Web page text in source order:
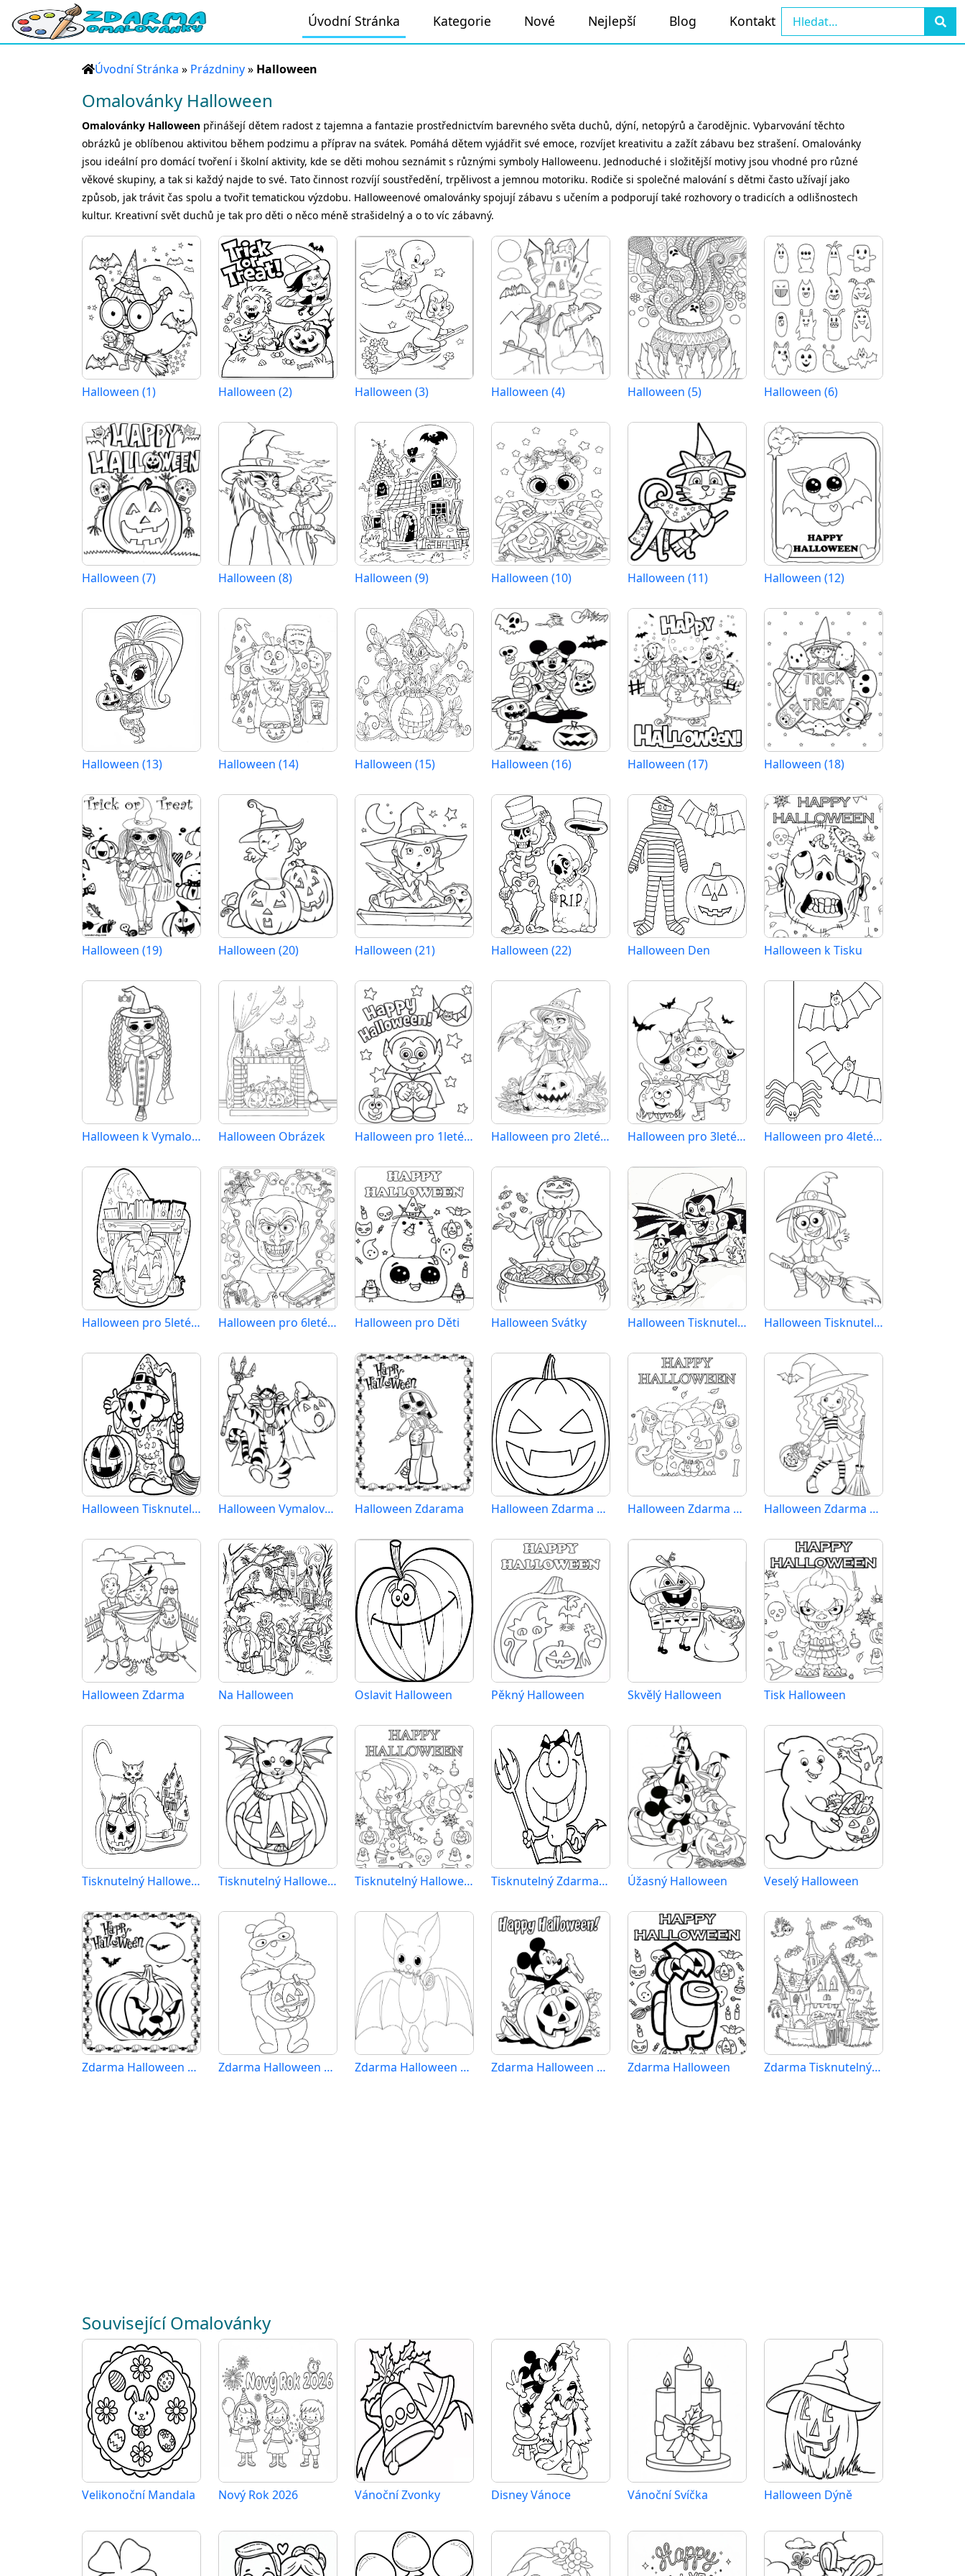
Úvodní Stránka Kategorie Nové Nejlepší Blog Kontakt
Úvodní Stránka » Prázdniny» Halloween
Omalovánky Halloween
Omalovánky Halloween přinášejí dětem radost z tajemna a fantazie prostřednictvím barevného světa duchů, dýní, netopýrů a čarodějnic. Vybarvování těchto
obrázků je oblíbenou aktivitou během podzimu a příprav na svátek. Pomáhá dětem vyjádřit své emoce, rozvíjet kreativitu a zažít zábavu bez strašení. Omalovánky
jsou ideální pro domácí tvoření i školní aktivity, kde se děti mohou seznámit s různými symboly Halloweenu. Jednoduché i složitější motivy jsou vhodné pro různé
věkové skupiny, a tak si každý najde to své. Tato činnost rozvíjí soustředění, trpělivost a jemnou motoriku. Rodiče si společné malování s dětmi často užívají jako
způsob, jak trávit čas spolu a tvořit tematickou výzdobu. Halloweenové omalovánky spojují zábavu s učením a podporují také rozhovory o tradicích a odlišnostech
kultur. Kreativní svět duchů je tak pro děti o něco méně strašidelný a o to víc zábavný.
Halloween (1) Halloween (2) Halloween (3) Halloween (4) Halloween (5) Halloween (6)
Halloween (7) Halloween (8) Halloween (9) Halloween (10) Halloween (11) Halloween (12)
Halloween (13) Halloween (14) Halloween (15) Halloween (16) Halloween (17) Halloween (18)
Halloween (19) Halloween (20) Halloween (21) Halloween (22) Halloween Den Halloween k Tisku
Halloween k Vymalování Halloween Obrázek Halloween pro 1leté Děti Halloween pro 2leté Děti Halloween pro 3leté Děti Halloween pro 4leté Děti
Halloween pro 5leté Děti Halloween pro 6leté Děti Halloween pro Děti Halloween Svátky Halloween Tisknutelný pro Děti Halloween Tisknutelný Zdarma
Halloween Tisknutelný Halloween Vymalovatelné pro Děti Halloween Zdarama Halloween Zdarma pro Děti Halloween Zdarma Tisknutelný Halloween Zdarma Vymalovatelné Obrázek
Halloween Zdarma Na Halloween Oslavit Halloween Pěkný Halloween Skvělý Halloween Tisk Halloween
Tisknutelný Halloween Obrázek pro Děti Tisknutelný Halloween Obrázek Tisknutelný Halloween Tisknutelný Zdarma Halloween Úžasný Halloween Veselý Halloween
Zdarma Halloween k Tisku pro Děti Zdarma Halloween Obrázek Zdarma Halloween pro Malé Děti Zdarma Halloween Vymalovatelné Zdarma Halloween Zdarma Tisknutelný Halloween
Související Omalovánky
Velikonoční Mandala Nový Rok 2026 Vánoční Zvonky Disney Vánoce Vánoční Svíčka Halloween Dýně